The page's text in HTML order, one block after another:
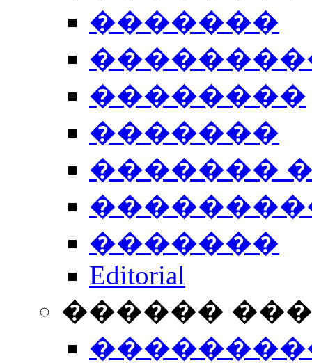
�������
��������
�������
�������
�������
Editorial
������